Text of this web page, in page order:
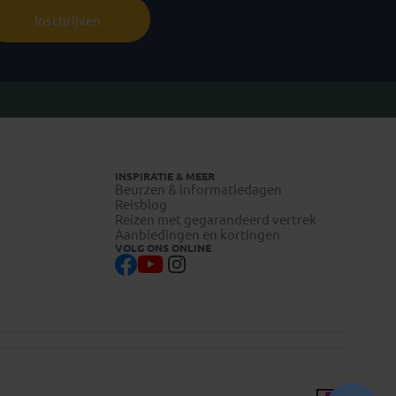
Inschrijven
INSPIRATIE & MEER
Beurzen & informatiedagen
Reisblog
Reizen met gegarandeerd vertrek
Aanbiedingen en kortingen
VOLG ONS ONLINE